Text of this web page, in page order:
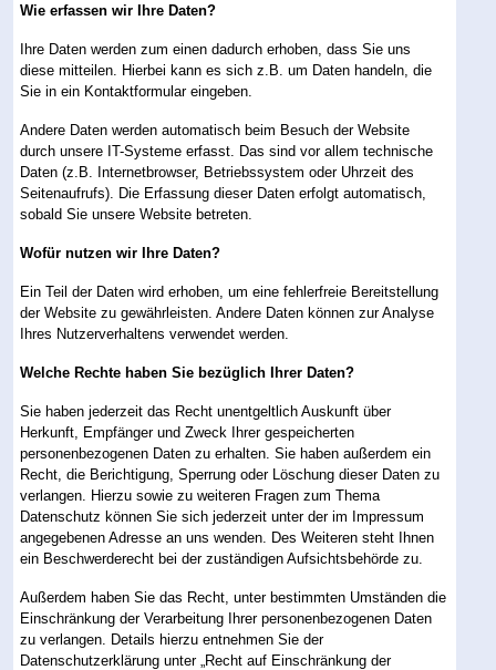
Wie erfassen wir Ihre Daten?
Ihre Daten werden zum einen dadurch erhoben, dass Sie uns
diese mitteilen. Hierbei kann es sich z.B. um Daten handeln, die
Sie in ein Kontaktformular eingeben.
Andere Daten werden automatisch beim Besuch der Website
durch unsere IT-Systeme erfasst. Das sind vor allem technische
Daten (z.B. Internetbrowser, Betriebssystem oder Uhrzeit des
Seitenaufrufs). Die Erfassung dieser Daten erfolgt automatisch,
sobald Sie unsere Website betreten.
Wofür nutzen wir Ihre Daten?
Ein Teil der Daten wird erhoben, um eine fehlerfreie Bereitstellung
der Website zu gewährleisten. Andere Daten können zur Analyse
Ihres Nutzerverhaltens verwendet werden.
Welche Rechte haben Sie bezüglich Ihrer Daten?
Sie haben jederzeit das Recht unentgeltlich Auskunft über
Herkunft, Empfänger und Zweck Ihrer gespeicherten
personenbezogenen Daten zu erhalten. Sie haben außerdem ein
Recht, die Berichtigung, Sperrung oder Löschung dieser Daten zu
verlangen. Hierzu sowie zu weiteren Fragen zum Thema
Datenschutz können Sie sich jederzeit unter der im Impressum
angegebenen Adresse an uns wenden. Des Weiteren steht Ihnen
ein Beschwerderecht bei der zuständigen Aufsichtsbehörde zu.
Außerdem haben Sie das Recht, unter bestimmten Umständen die
Einschränkung der Verarbeitung Ihrer personenbezogenen Daten
zu verlangen. Details hierzu entnehmen Sie der
Datenschutzerklärung unter „Recht auf Einschränkung der